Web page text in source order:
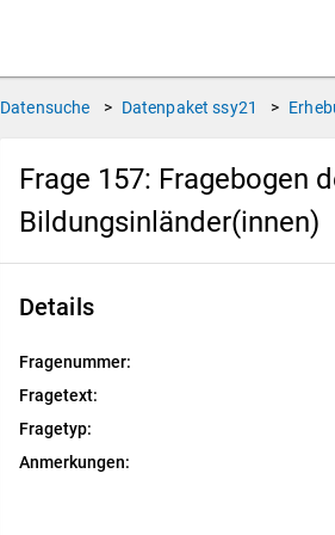
Datensuche > Datenpaket ssy21 >
Frage 157: Fragebogen
Bildungsinländer(innen)
Details
Fragenummer:
Fragetext:
Fragetyp:
Anmerkungen: